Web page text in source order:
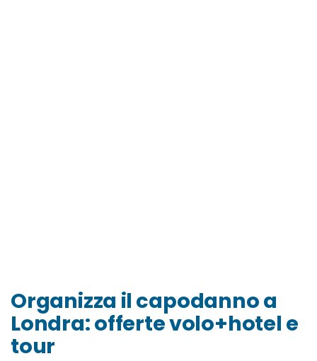
Organizza il capodanno a
Londra: offerte volo+hotel e
tour